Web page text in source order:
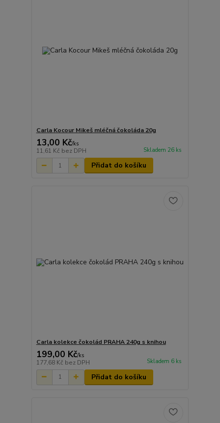
Carla Kocour Mikeš mléčná čokoláda 20g
13,00 Kč/ks
11,61 Kč bez DPH Skladem 26 ks
Přidat do košíku
Carla kolekce čokolád PRAHA 240g s knihou
199,00 Kč/ks
177,68 Kč bez DPH Skladem 6 ks
Přidat do košíku